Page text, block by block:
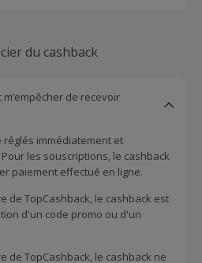
du cashback
de recevoir
réglés immédiatement et
les souscriptions, le cashback
paiement effectué en ligne.
de TopCashback, le cashback est
d'un code promo ou d'un
de TopCashback, le cashback ne